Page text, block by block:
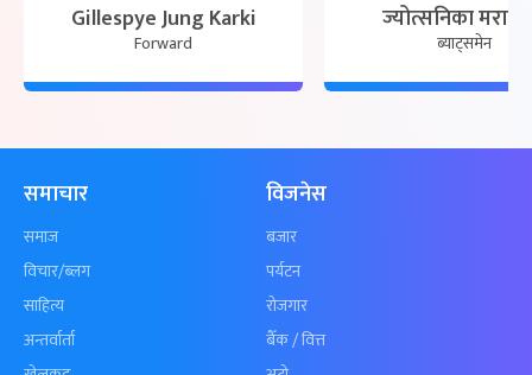
Gillespye Jung Karki
Forward
ज्योत्सनिका
ब्याट्समेन
समाचार
समाज
विचार/ब्लग
साहित्य
अन्तर्वार्ता
विजनेस
बजार
पर्यटन
रोजगार
बैँक / वित्त